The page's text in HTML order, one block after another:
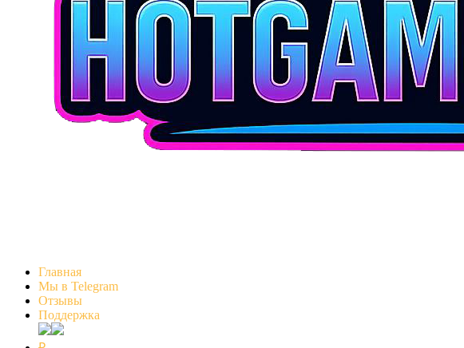
Главная
Мы в Telegram
Отзывы
Поддержка